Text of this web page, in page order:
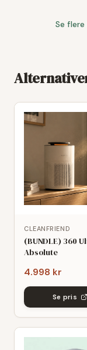
Se flere
CLEANFRIEND
(BUNDLE) 360
Absolute
4.998 kr
Se pris